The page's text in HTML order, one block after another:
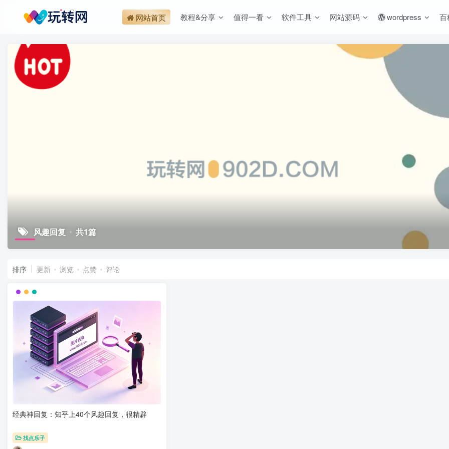
网站首页 教程&分享 值得一看 软件工具 网站源码 wordpress 百
风趣回复 共1篇
排序 更新 浏览 点赞 评论
经典神回复：知乎上40个风趣回复，很精辟
找点乐子